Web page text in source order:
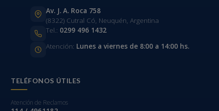
Av. J. A. Roca 758
(8322) Cutral Có, Neuquén, Argentina
Tel.: 0299 496 1432
Atención: Lunes a viernes de 8:00 a 14:00 hs.
TELÉFONOS ÚTILES
Atención de Reclamos